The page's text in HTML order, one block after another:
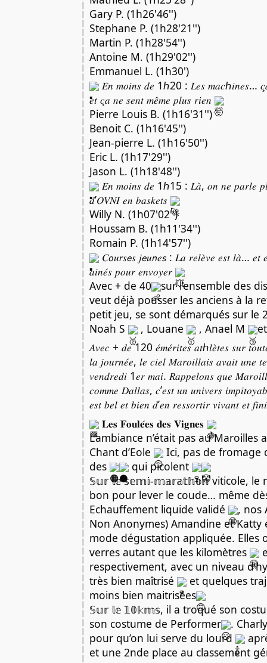
Gary P. (1h26'46'')
Stephane P. (1h28'21'')
Martin P. (1h28'54'')
Antoine M. (1h29'02'')
Emmanuel L. (1h30')
𝐸𝑛 𝑚𝑜𝑖𝑛𝑠 𝑑𝑒 1ℎ20 : 𝐿𝑒𝑠 𝑚𝑎𝑐ℎ𝑖𝑛𝑒𝑠…
𝑒𝑡 𝑐̧𝑎 𝑛𝑒 𝑠𝑒𝑛𝑡 𝑚𝑒̂𝑚𝑒 𝑝𝑙𝑢𝑠 𝑟𝑖𝑒𝑛
Pierre Louis B. (1h16'31'')
Benoit C. (1h16'45'')
Jean-pierre L. (1h16'50'')
Eric L. (1h17'29'')
Jason L. (1h18'48'')
𝐸𝑛 𝑚𝑜𝑖𝑛𝑠 𝑑𝑒 1ℎ15 : 𝐿𝑎̀, 𝑜𝑛 𝑛𝑒 𝑝𝑎𝑟𝑙𝑒
𝑑’𝑂𝑉𝑁𝐼 𝑒𝑛 𝑏𝑎𝑠𝑘𝑒𝑡𝑠
Willy N. (1h07'02'')
Houssam B. (1h11'34'')
Romain P. (1h14'57'')
𝐶𝘰𝑢𝘳𝑠𝘦𝑠 𝑗𝘦𝑢𝘯𝑒𝘴 : 𝐿𝑎 𝑟𝑒𝑙𝑒̀𝑣𝑒 𝑒𝑠𝑡 𝑙𝑎̀… 𝑒𝑡
𝑎𝑖𝑛𝑒́𝑠 𝑝𝑜𝑢𝑟 𝑒𝑛𝑣𝑜𝑦𝑒𝑟
Avec + de 40
sur l’ensemble des
veut déjà pousser les anciens à la
petit jeu, se sont démarqués sur le
Noah S
, Louane , Anael M
𝐴𝑣𝑒𝑐 + 𝑑𝑒 120 𝑒́𝑚𝑒́𝑟𝑖𝑡𝑒𝑠 𝑎𝑡ℎ𝑙𝑒̀𝑡𝑒𝑠 𝑠𝑢𝑟
𝑙𝑎 𝑗𝑜𝑢𝑟𝑛𝑒́𝑒, 𝑙𝑒 𝑐𝑖𝑒𝑙 𝑀𝑎𝑟𝑜𝑖𝑙𝑙𝑎𝑖𝑠 𝑎𝑣𝑎𝑖𝑡 𝑢𝑛𝑒
𝑣𝑒𝑛𝑑𝑟𝑒𝑑𝑖 1𝑒𝑟 𝑚𝑎𝑖. 𝑅𝑎𝑝𝑝𝑒𝑙𝑜𝑛𝑠 𝑞𝑢𝑒
𝑐𝑜𝑚𝑚𝑒 𝐷𝑎𝑙𝑙𝑎𝑠, 𝑐’𝑒𝑠𝑡 𝑢𝑛 𝑢𝑛𝑖𝑣𝑒𝑟𝑠
𝑒𝑠𝑡 𝑏𝑒𝑙 𝑒𝑡 𝑏𝑖𝑒𝑛 𝑑’𝑒𝑛 𝑟𝑒𝑠𝑠𝑜𝑟𝑡𝑖𝑟 𝑣𝑖𝑣𝑎𝑛𝑡 𝑒𝑡
𝐋𝐞𝐬 𝐅𝐨𝐮𝐥𝐞́𝐞𝐬 𝐝𝐞𝐬 𝐕𝐢𝐠𝐧𝐞𝐬
L’ambiance n’était pas au Maroilles
Chant d’Eole
Ici, pas de fromage
des
qui picolent
𝕊𝕦𝕣 𝕝𝕖 𝕤𝕖𝕞𝕚-𝕞𝕒𝕣𝕒𝕥𝕙𝕠𝕟 viticole, le
bon pour lever le coude… même
Echauffement liquide validé
, nos
Non Anonymes) Amandine et
mode dégustation appliquée. Elles
verres autant que les kilomètres
respectivement, avec un niveau
très bien maîtrisé
et quelques
moins bien maitrisées
𝕊𝕦𝕣 𝕝𝕖 𝟙𝟘𝕜𝕞𝕤, il a troqué son
son costume de Performer
.
pour qu’on lui serve du lourd
et une 2nde place au classement